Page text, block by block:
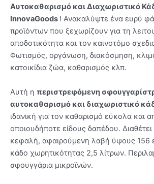
Αυτοκαθαρισμό και Διαχωριστικό
InnovaGoods ! Ανακαλύψτε ένα ευρύ
προϊόντων που ξεχωρίζουν για τη
αποδοτικότητα και τον καινοτόμο
Φωτισμός, οργάνωση, διακόσμηση,
κατοικίδια ζώα, καθαρισμός κλπ.
Αυτή η περιστρεφόμενη
αυτοκαθαρισμό και διαχωριστικό
ιδανική για τον καθαρισμό εύκολα και
οποιουδήποτε είδους δαπέδου.
κεφαλή, αφαιρούμενη λαβή ύψους 156
κάδο χωρητικότητας 2,5 λίτρων.
σφουγγάρια μικροϊνών.